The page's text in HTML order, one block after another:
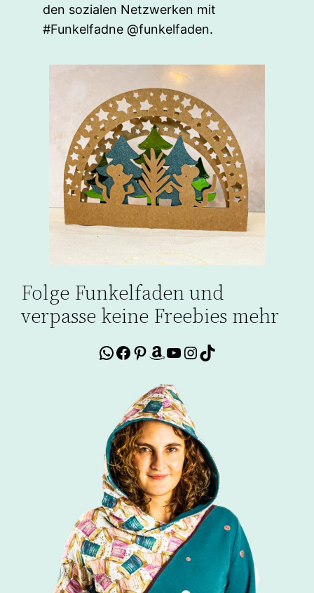
den sozialen Netzwerken mit
#Funkelfadne @funkelfaden.
Folge Funkelfaden und
verpasse keine Freebies mehr
WhatsApp
Facebook
Pinterest
Amazon
YouTube
Instagram
TikTok